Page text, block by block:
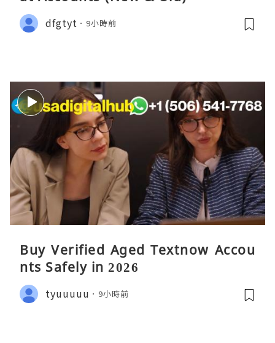
dfgtyt 9小時前
Buy Verified Aged Textnow Accou
nts Safely in 2026
tyuuuuu 9小時前